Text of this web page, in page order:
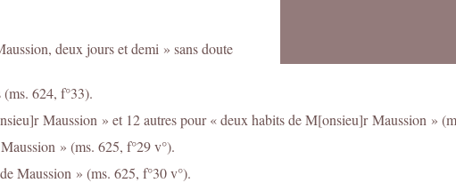
deux jours et demi » sans doute
624, f°33).
Maussion » et 12 autres pour « deux habits de M[onsieu]r Maussion »
» (ms. 625, f°29 v°).
Maussion » (ms. 625, f°30 v°).